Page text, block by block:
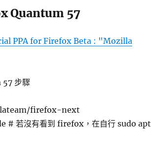
Quantum 57
PPA for Firefox Beta : "Mozilla
步驟
firefox-next
# 若沒有看到 firefox，在自行 sudo apt